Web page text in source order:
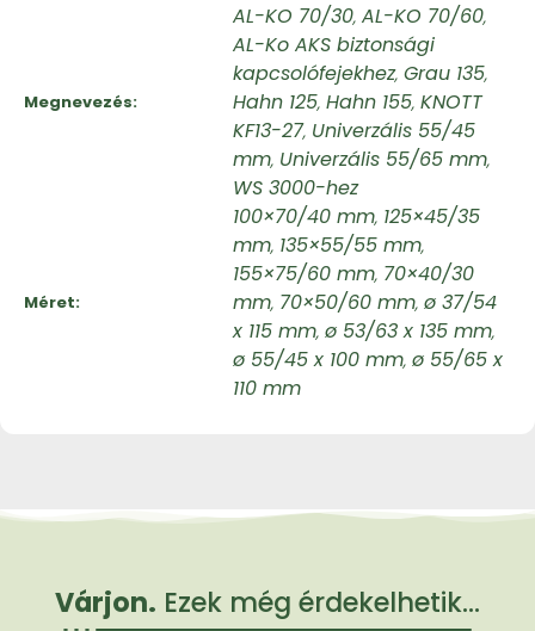
Megnevezés
AL-KO 70/30, AL-KO 70/60,
AL-Ko AKS biztonsági
kapcsolófejekhez, Grau 135,
Hahn 125, Hahn 155, KNOTT
KF13-27, Univerzális 55/45
mm, Univerzális 55/65 mm,
WS 3000-hez
Méret
100×70/40 mm, 125×45/35
mm, 135×55/55 mm,
155×75/60 mm, 70×40/30
mm, 70×50/60 mm, ø 37/54
x 115 mm, ø 53/63 x 135 mm,
ø 55/45 x 100 mm, ø 55/65 x
110 mm
Várjon. Ezek még érdekelhetik...